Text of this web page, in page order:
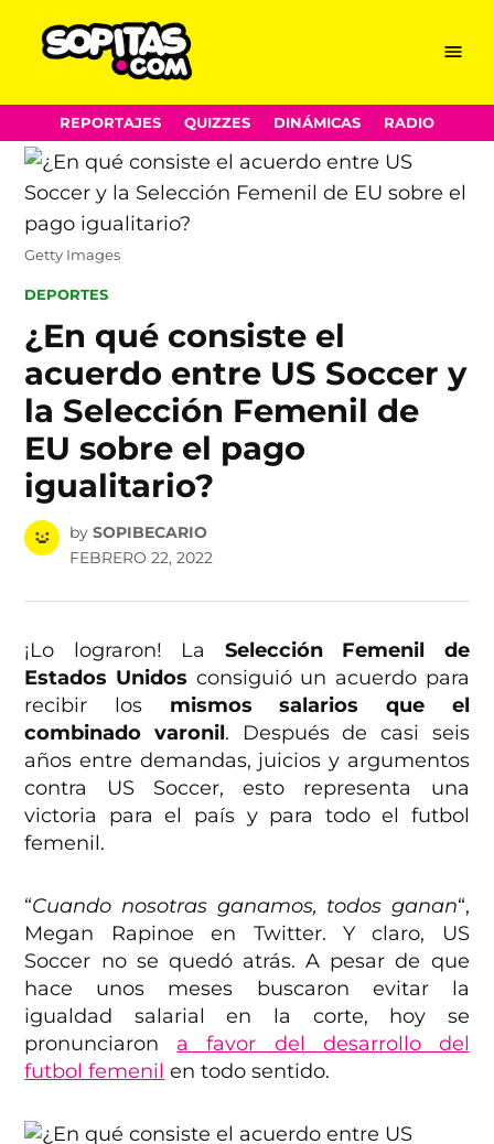
Skip
to
content
Menu
REPORTAJES QUIZZES DINÁMICAS RADIO
Getty Images
POSTED
DEPORTES
¿En qué consiste el
acuerdo entre US Soccer y
la Selección Femenil de
EU sobre el pago
igualitario?
by SOPIBECARIO
FEBRERO 22, 2022
¡Lo lograron! La Selección Femenil de
Estados Unidos consiguió un acuerdo para
recibir los mismos salarios que el
combinado varonil. Después de casi seis
años entre demandas, juicios y argumentos
contra US Soccer, esto representa una
victoria para el país y para todo el futbol
femenil.
“Cuando nosotras ganamos, todos ganan“,
Megan Rapinoe en Twitter. Y claro, US
Soccer no se quedó atrás. A pesar de que
hace unos meses buscaron evitar la
igualdad salarial en la corte, hoy se
pronunciaron a favor del desarrollo del
futbol femenil en todo sentido.